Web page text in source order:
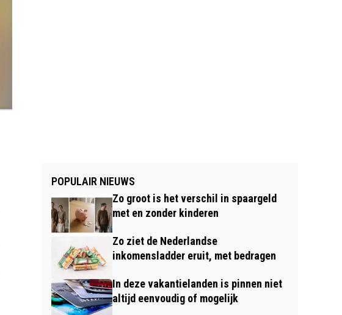
POPULAIR NIEUWS
Zo groot is het verschil in spaargeld
met en zonder kinderen
Zo ziet de Nederlandse
inkomensladder eruit, met bedragen
In deze vakantielanden is pinnen niet
altijd eenvoudig of mogelijk